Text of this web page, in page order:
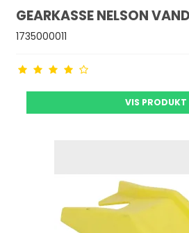
GEARKASSE NELSON
1735000011
VIS PRODUKT